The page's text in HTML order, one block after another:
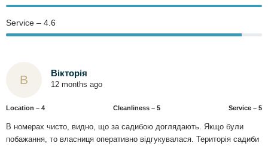
Service – 4.6
В Вікторія
12 months ago
Location – 4 Сleanliness – 5 Service – 5
В номерах чисто, видно, що за садибою доглядають. Якщо були
побажання, то власниця оперативно відгукувалася. Територія садиби